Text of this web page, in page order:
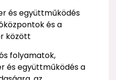
és együttműködés
és a
között
folyamatok,
és együttműködés a